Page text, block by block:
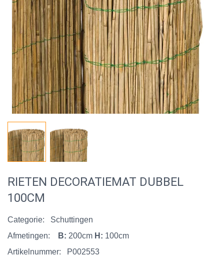
RIETEN DECORATIEMAT DUBBEL
100CM
Categorie:
Schuttingen
Afmetingen:
B: 200cm H: 100cm
Artikelnummer:
P002553